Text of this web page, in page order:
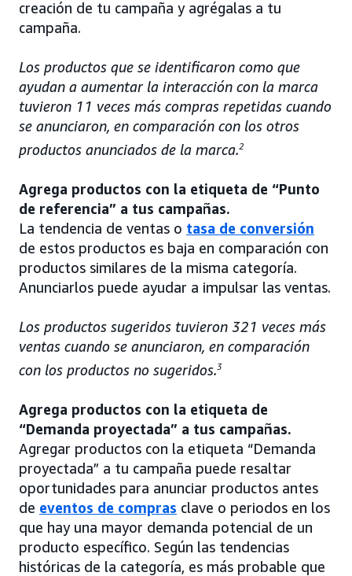
creación de tu campaña y agrégalas a tu
campaña.
Los productos que se identificaron como que
ayudan a aumentar la interacción con la marca
tuvieron 11 veces más compras repetidas cuando
se anunciaron, en comparación con los otros
productos anunciados de la marca.2
Agrega productos con la etiqueta de “Punto
de referencia” a tus campañas.
La tendencia de ventas o tasa de conversión
de estos productos es baja en comparación con
productos similares de la misma categoría.
Anunciarlos puede ayudar a impulsar las ventas.
Los productos sugeridos tuvieron 321 veces más
ventas cuando se anunciaron, en comparación
con los productos no sugeridos.3
Agrega productos con la etiqueta de
“Demanda proyectada” a tus campañas.
Agregar productos con la etiqueta “Demanda
proyectada” a tu campaña puede resaltar
oportunidades para anunciar productos antes
de eventos de compras clave o periodos en los
que hay una mayor demanda potencial de un
producto específico. Según las tendencias
históricas de la categoría, es más probable que